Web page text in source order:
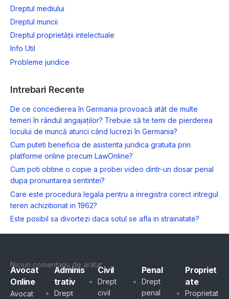
Dreptul mediului
Dreptul muncii
Dreptul proprietății intelectuale
Info Util
Probleme juridice
Intrebari Recente
De ce concedierea în Germania provoacă atât de multe
temeri în rândul angajaților? Trebuie să te temi de pierderea
locului de muncă atunci când lucrezi în Germania?
Cum puteti beneficia de asistenta juridica gratuita prin
platforme online precum LawOnline?
Cum poti obtine o copie a probei video dintr-un dosar penal
dupa pronuntarea sentintei?
Care este procedura legala pentru a inregistra corect intregul
teren achizitionat in 1962?
Este posibil sa divortezi daca sotul se afla in strainatate?
Niciun comentariu de arătat.
Avocat
Online
Avocat
Adminis
trativ
Drept
Civil
Drept
civil
Penal
Drept
penal
Propriet
ate
Proprietat